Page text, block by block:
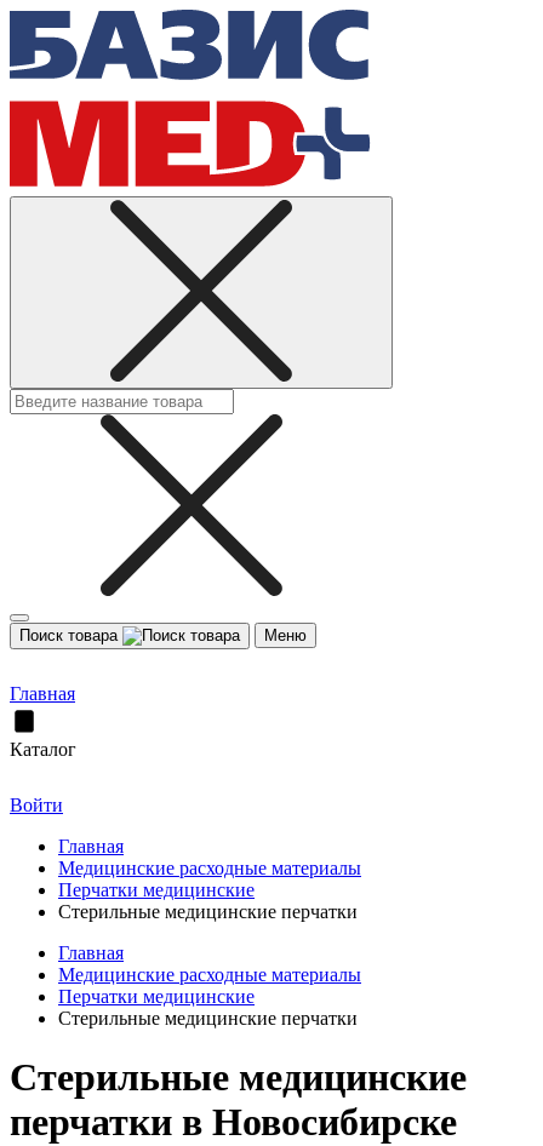
Поиск товара Меню
Главная
Каталог
Войти
Главная
Медицинские расходные материалы
Перчатки медицинские
Стерильные медицинские перчатки
Главная
Медицинские расходные материалы
Перчатки медицинские
Стерильные медицинские перчатки
Стерильные медицинские
перчатки в Новосибирске